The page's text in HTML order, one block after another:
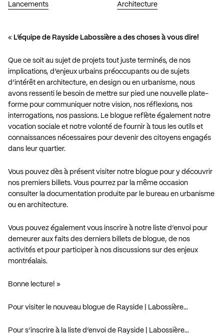
Lancements Architecture
« L’équipe de Rayside Labossière a des choses à vous dire!
Que ce soit au sujet de projets tout juste terminés, de nos
implications, d’enjeux urbains préoccupants ou de sujets
d’intérêt en architecture, en design ou en urbanisme, nous
avons ressenti le besoin de mettre sur pied une nouvelle plate-
forme pour communiquer notre vision, nos réflexions, nos
interrogations, nos passions. Le blogue reflète également notre
vocation sociale et notre volonté de fournir à tous les outils et
connaissances nécessaires pour devenir des citoyens engagés
dans leur quartier.
Vous pouvez dès à présent visiter notre blogue pour y découvrir
nos premiers billets. Vous pourrez par la même occasion
consulter la documentation produite par le bureau en urbanisme
ou en architecture.
Vous pouvez également vous inscrire à notre liste d’envoi pour
demeurer aux faits des derniers billets de blogue, de nos
activités et pour participer à nos discussions sur des enjeux
montréalais.
Bonne lecture! »
Pour visiter le nouveau blogue de Rayside | Labossière…
Pour s’inscrire à la liste d’envoi de Rayside | Labossière…